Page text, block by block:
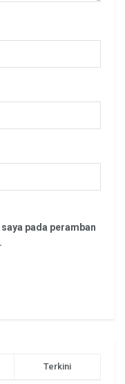
pada peramban
Terkini